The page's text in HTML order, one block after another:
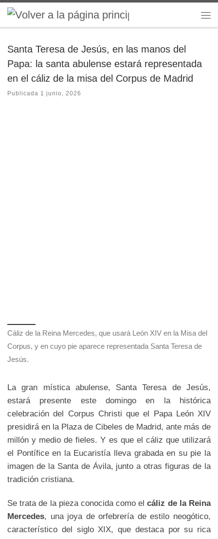
Saltar al contenido
Santa Teresa de Jesús, en las manos del
Papa: la santa abulense estará representada
en el cáliz de la misa del Corpus de Madrid
Publicada 1 junio, 2026
Cáliz de la Reina Mercedes, que usará León XIV en la Misa del
Corpus, y en cuyo pie aparece representada Santa Teresa de
Jesús.
La gran mística abulense, Santa Teresa de Jesús,
estará presente este domingo en la histórica
celebración del Corpus Christi que el Papa León XIV
presidirá en la Plaza de Cibeles de Madrid, ante más de
millón y medio de fieles. Y es que el cáliz que utilizará
el Pontífice en la Eucaristía lleva grabada en su pie la
imagen de la Santa de Ávila, junto a otras figuras de la
tradición cristiana.
Se trata de la pieza conocida como elcáliz de la Reina
Mercedes, una joya de orfebrería de estilo neogótico,
característico del siglo XIX, que destaca por su rica